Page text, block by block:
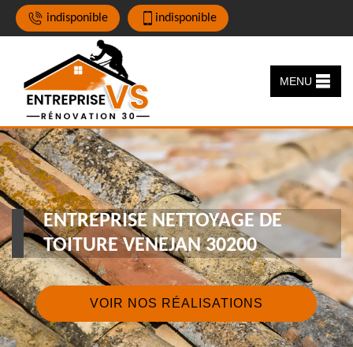
indisponible indisponible
MENU
ENTREPRISE NETTOYAGE DE
TOITURE VENEJAN 30200
VOIR NOS RÉALISATIONS